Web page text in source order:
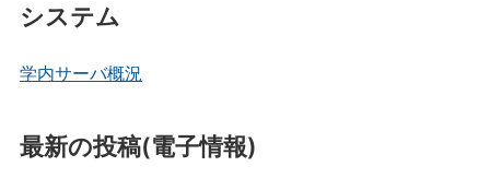
システム
学内サーバ概況
最新の投稿(電子情報)